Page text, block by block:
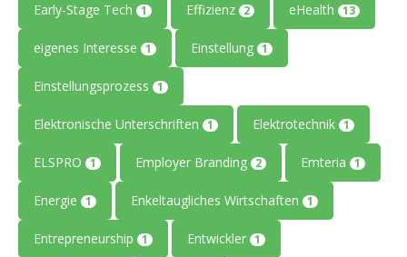
Early-Stage Tech 1 Effizienz 2 eHealth 13
eigenes Interesse 1 Einstellung 1
Einstellungsprozess 1
Elektronische Unterschriften 1 Elektrotechnik 1
ELSPRO 1 Employer Branding 2 Emteria 1
Energie 1 Enkeltaugliches Wirtschaften 1
Entrepreneurship 1 Entwickler 1